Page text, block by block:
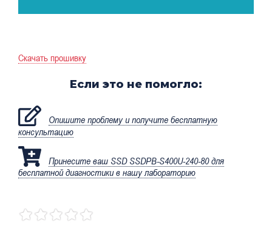
Скачать прошивку
Если это не помогло:
Опишите проблему и получите бесплатную
консультацию
Принесите ваш SSD SSDPB-S400U-240-80 для
бесплатной диагностики в нашу лабораторию